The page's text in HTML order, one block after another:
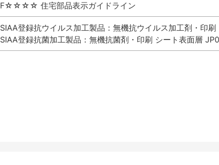
F☆☆☆☆ 住宅部品表示ガイドライン
SIAA登録抗ウイルス加工製品：無機抗ウイルス加工剤・印
SIAA登録抗菌加工製品：無機抗菌剤・印刷 シート表面層